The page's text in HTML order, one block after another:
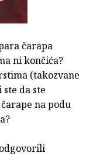
čarapa
ni končića?
(takozvane
da ste
na podu